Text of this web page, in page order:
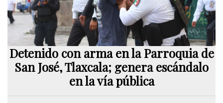
Detenido con arma en la Parroquia de
San José, Tlaxcala; genera escándalo
en la vía pública